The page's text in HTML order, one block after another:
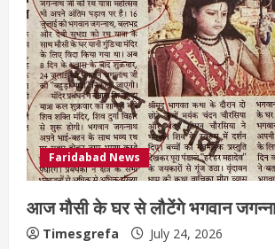
Faridabad News
आज मौसी के घर से लौटेंगे भगवान
Timesgrefa July 24, 2026